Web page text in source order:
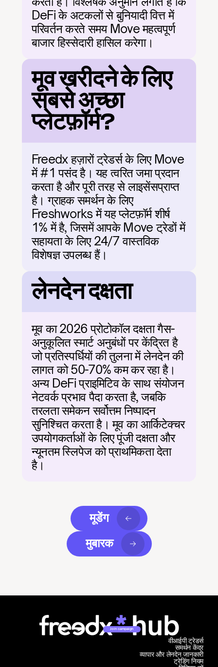
DeFi के अटकलों से बुनियादी वित्त में
परिवर्तन करते समय Move महत्वपूर्ण
बाजार हिस्सेदारी हासिल करेगा।
मूव खरीदने के लिए
सबसे अच्छा
प्लेटफ़ॉर्म?
Freedx हज़ारों ट्रेडर्स के लिए Move
में #1 पसंद है। यह त्वरित जमा प्रदान
करता है और पूरी तरह से लाइसेंसप्राप्त
है। ग्राहक समर्थन के लिए
Freshworks में यह प्लेटफ़ॉर्म शीर्ष
1% में है, जिसमें आपके Move ट्रेडों में
सहायता के लिए 24/7 वास्तविक
विशेषज्ञ उपलब्ध हैं।
लेनदेन दक्षता
मूव का 2026 प्रोटोकॉल दक्षता गैस-
अनुकूलित स्मार्ट अनुबंधों पर केंद्रित है
जो प्रतिस्पर्धियों की तुलना में लेनदेन की
लागत को 50-70% कम कर रहा है।
अन्य DeFi प्राइमिटिव के साथ संयोजन
नेटवर्क प्रभाव पैदा करता है, जबकि
तरलता समेकन सर्वोत्तम निष्पादन
सुनिश्चित करता है। मूव का आर्किटेक्चर
उपयोगकर्ताओं के लिए पूंजी दक्षता और
न्यूनतम स्लिपेज को प्राथमिकता देता
है।
मूडेंग
मुबारक
Join campaign
समर्थन केंद्र
व्यापार और लेनदेन जानकारी
वीआईपी ट्रेडर्स
ट्रेडिंग नियम